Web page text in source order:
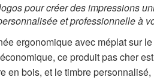
pour créer des impressions
et professionnelle à
ergonomique avec méplat sur
ce produit pas cher
en bois, et le timbre